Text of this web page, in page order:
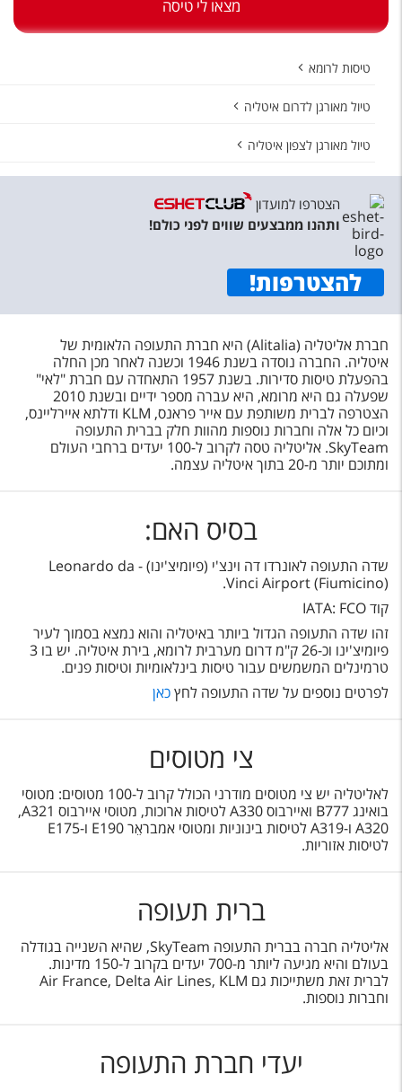
מגזין אשת
עקבו אחרינו
מצאו לי טיסה
טיסות לרומא
טיול מאורגן לדרום איטליה
טיול מאורגן לצפון איטליה
הצטרפו למועדון
ותהנו ממבצעים שווים לפני כולם!
להצטרפות!
חברת אליטליה (Alitalia) היא חברת התעופה הלאומית של
איטליה. החברה נוסדה בשנת 1946 וכשנה לאחר מכן החלה
בהפעלת טיסות סדירות. בשנת 1957 התאחדה עם חברת "לאי"
שפעלה גם היא מרומא, היא עברה מספר ידיים ובשנת 2010
הצטרפה לברית משותפת עם אייר פראנס, KLM ודלתא איירליינס,
וכיום כל אלה וחברות נוספות מהוות חלק בברית התעופה
SkyTeam. אליטליה טסה לקרוב ל-100 יעדים ברחבי העולם
ומתוכם יותר מ-20 בתוך איטליה עצמה.
בסיס האם:
שדה התעופה לאונרדו דה וינצ'י (פיומיצ'ינו) - Leonardo da
Vinci Airport (Fiumicino).
קוד IATA: FCO
זהו שדה התעופה הגדול ביותר באיטליה והוא נמצא בסמוך לעיר
פיומיצ'ינו וכ-26 ק"מ דרום מערבית לרומא, בירת איטליה. יש בו 3
טרמינלים המשמשים עבור טיסות בינלאומיות וטיסות פנים.
לפרטים נוספים על שדה התעופה לחץכאן
צי מטוסים
לאליטליה יש צי מטוסים מודרני הכולל קרוב ל-100 מטוסים: מטוסי
בואינג B777
ואיירבוסA330לטיסות ארוכות, מטוסי איירבוס
A321,
ו-A319לטיסות בינוניות ומטוסי אמבראֵרE190 ו-E175
לטיסות אזוריות.
ברית תעופה
אליטליה חברה בברית התעופה SkyTeam, שהיא השנייה בגודלה
בעולם והיא מגיעה ליותר מ-700 יעדים בקרוב ל-150 מדינות.
לברית זאת משתייכות גם Air France, Delta Air Lines, KLM
וחברות נוספות.
יעדי חברת התעופה